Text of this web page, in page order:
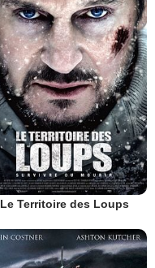
Le Territoire des Loups